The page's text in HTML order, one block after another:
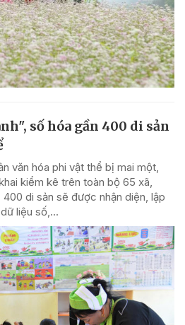
số hóa gần 400 di sản
văn hóa phi vật thể bị mai một,
kiểm kê trên toàn bộ 65 xã,
di sản sẽ được nhận diện, lập
liệu số,...